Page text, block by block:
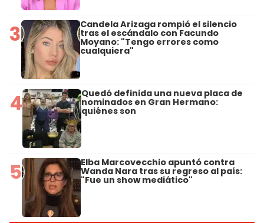
3 Candela Arizaga rompió el silencio
tras el escándalo con Facundo
Moyano: "Tengo errores como
cualquiera"
4 Quedó definida una nueva placa de
nominados en Gran Hermano:
quiénes son
5 Elba Marcovecchio apuntó contra
Wanda Nara tras su regreso al país:
"Fue un show mediático"